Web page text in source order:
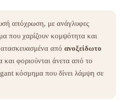
απόχρωση, με ανάγλυφες
που χαρίζουν κομψότητα και
από ανοξείδωτο
και φοριούνται άνετα από το
κόσμημα που δίνει λάμψη σε